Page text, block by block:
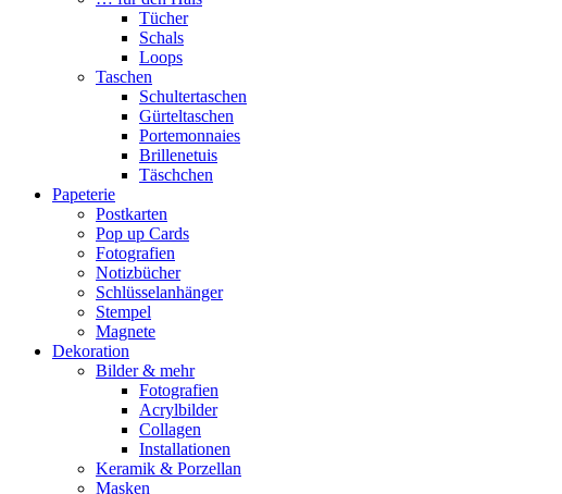
Tücher
Schals
Loops
Taschen
Schultertaschen
Gürteltaschen
Portemonnaies
Brillenetuis
Täschchen
Papeterie
Postkarten
Pop up Cards
Fotografien
Notizbücher
Schlüsselanhänger
Stempel
Magnete
Dekoration
Bilder & mehr
Fotografien
Acrylbilder
Collagen
Installationen
Keramik & Porzellan
Masken